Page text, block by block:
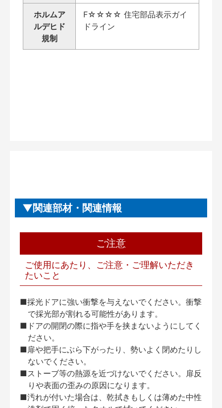
ホルムア
ルデヒド
規制
F☆☆☆☆ 住宅部品表示ガイ
ドライン
関連部材・関連情報
ご注意
ご使用にあたり、ご注意・ご理解いただき
たいこと
■採光ドアに強い衝撃を与えないでください。衝撃
で採光部が割れる可能性があります。
■ドアの開閉の際に指や手を挟まないようにしてく
ださい。
■扉や把手にぶら下がったり、勢いよく閉めたりし
ないでください。
■ストーブ等の熱源を近づけないでください。扉反
りや表面の歪みの原因になります。
■汚れが付いた場合は、乾拭きもしくは薄めた中性